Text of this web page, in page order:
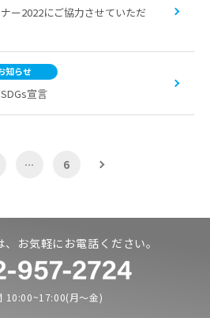
ー2022にご協力させていただ
知らせ
宣言
… 6
お気軽にお電話ください。
10:00~17:00(月〜金)